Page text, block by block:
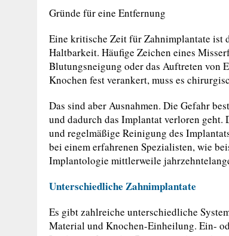
Gründe für eine Entfernung
Eine kritische Zeit für Zahnimplantate ist
Haltbarkeit. Häufige Zeichen eines
Blutungsneigung oder das Auftreten von
Knochen fest verankert, muss es
Das sind aber Ausnahmen. Die Gefahr
und dadurch das Implantat verloren
und regelmäßige Reinigung des
bei einem erfahrenen Spezialisten, wie
Implantologie mittlerweile
Unterschiedliche Zahnimplantate
Es gibt zahlreiche unterschiedliche
Material und Knochen-Einheilung. Ein-